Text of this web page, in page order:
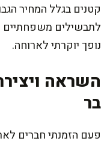
קטנים בגלל המחיר
לתבשילים משפחתיים
נופך יוקרתי לארוחה.
השראה
בר
פעם הזמנתי חברים